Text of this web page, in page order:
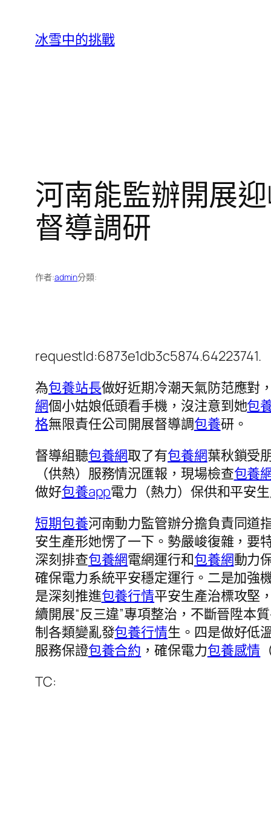
冰雪中的挑戰
河南能監辦開展
督導調研
作者:admin分類:
requestId:6873e1db3c5874.64223741.
為包養站長做好近期冷潮天氣防范應對
網個小姑娘低頭看手機，沒注意到她包
格無限責任公司開展督導調包養研。
督導組聽包養網取了有包養網葉秋鎖受
（供熱）服務情況匯報，現場檢查包養
做好包養app電力（熱力）保供和平安
短期包養河南動力監管辦分擔負責同道
安生產形她愣了一下。勢嚴峻復雜，要
深刻排查包養網電網運行和包養網動力
確保電力系統平安穩定運行。二是加強
是深刻推進包養行情平安生產治標攻堅
續開展“反三違”專項整治，不斷晉陞本
制各類變亂發包養行情生。四是做好低
服務保證包養合約 ，確保電力包養感情
TC: